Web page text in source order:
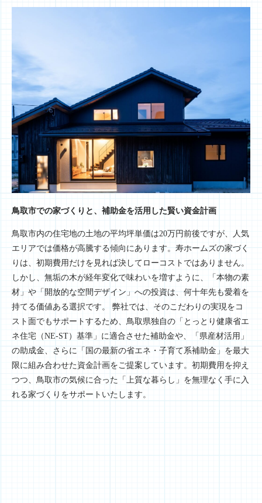
鳥取市での家づくりと、補助金を活用した賢い資金計画
鳥取市内の住宅地の土地の平均坪単価は20万円前後ですが、人気
エリアでは価格が高騰する傾向にあります。寿ホームズの家づく
りは、初期費用だけを見れば決してローコストではありません。
しかし、無垢の木が経年変化で味わいを増すように、「本物の素
材」や「開放的な空間デザイン」への投資は、何十年先も愛着を
持てる価値ある選択です。 弊社では、そのこだわりの実現をコ
スト面でもサポートするため、鳥取県独自の「とっとり健康省エ
ネ住宅（NE-ST）基準」に適合させた補助金や、「県産材活用」
の助成金、さらに「国の最新の省エネ・子育て系補助金」を最大
限に組み合わせた資金計画をご提案しています。初期費用を抑え
つつ、鳥取市の気候に合った「上質な暮らし」を無理なく手に入
れる家づくりをサポートいたします。